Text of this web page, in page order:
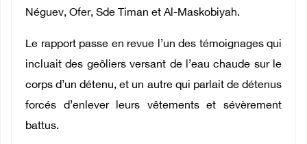
Néguev, Ofer, Sde Timan et Al-Maskobiyah.
Le rapport passe en revue l’un des témoignages qui
incluait des geôliers versant de l’eau chaude sur le
corps d’un détenu, et un autre qui parlait de détenus
forcés d’enlever leurs vêtements et sévèrement
battus.